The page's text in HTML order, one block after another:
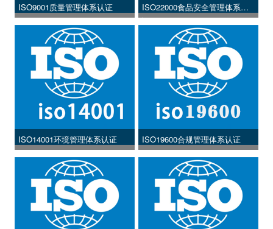
ISO9001质量管理体系认证
ISO14001环境管理体系认证
ISO22000食品安全管理体系认
证
ISO19600合规管理体系认证